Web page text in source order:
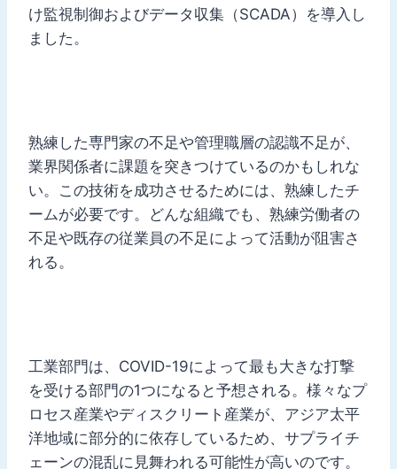
け監視制御およびデータ収集（SCADA）を導入し
ました。
熟練した専門家の不足や管理職層の認識不足が、
業界関係者に課題を突きつけているのかもしれな
い。この技術を成功させるためには、熟練したチ
ームが必要です。どんな組織でも、熟練労働者の
不足や既存の従業員の不足によって活動が阻害さ
れる。
工業部門は、COVID-19によって最も大きな打撃
を受ける部門の1つになると予想される。様々なプ
ロセス産業やディスクリート産業が、アジア太平
洋地域に部分的に依存しているため、サプライチ
ェーンの混乱に見舞われる可能性が高いのです。